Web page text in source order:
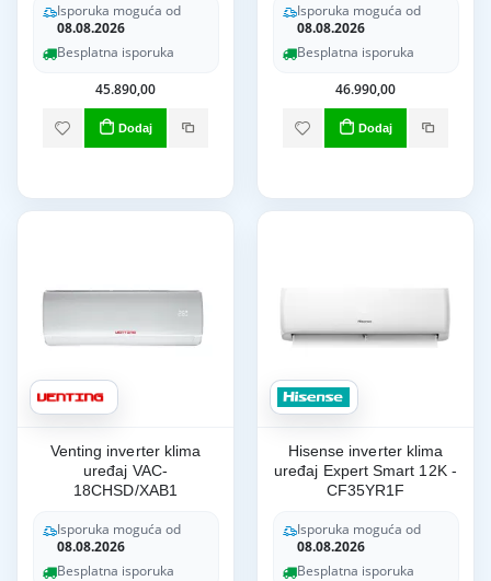
Isporuka moguća od
08.08.2026
Besplatna isporuka
45.890,00
Dodaj
Isporuka moguća od
08.08.2026
Besplatna isporuka
46.990,00
Dodaj
Venting inverter klima
uređaj VAC-
18CHSD/XAB1
Isporuka moguća od
08.08.2026
Besplatna isporuka
Hisense inverter klima
uređaj Expert Smart 12K -
CF35YR1F
Isporuka moguća od
08.08.2026
Besplatna isporuka